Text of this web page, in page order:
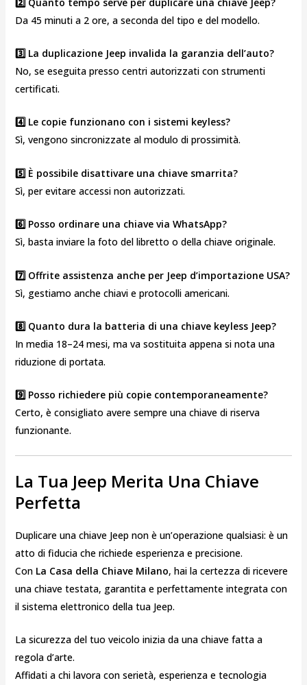
Da 45 minuti a 2 ore, a seconda del tipo e del modello.
3️⃣ La duplicazione Jeep invalida la garanzia dell’auto?
No, se eseguita presso centri autorizzati con strumenti
certificati.
4️⃣ Le copie funzionano con i sistemi keyless?
Sì, vengono sincronizzate al modulo di prossimità.
5️⃣ È possibile disattivare una chiave smarrita?
Sì, per evitare accessi non autorizzati.
6️⃣ Posso ordinare una chiave via WhatsApp?
Sì, basta inviare la foto del libretto o della chiave originale.
7️⃣ Offrite assistenza anche per Jeep d’importazione USA?
Sì, gestiamo anche chiavi e protocolli americani.
8️⃣ Quanto dura la batteria di una chiave keyless Jeep?
In media 18–24 mesi, ma va sostituita appena si nota una
riduzione di portata.
9️⃣ Posso richiedere più copie contemporaneamente?
Certo, è consigliato avere sempre una chiave di riserva
funzionante.
La Tua Jeep Merita Una Chiave
Perfetta
Duplicare una chiave Jeep non è un’operazione qualsiasi: è un
atto di fiducia che richiede esperienza e precisione.
Con La Casa della Chiave Milano, hai la certezza di ricevere
una chiave testata, garantita e perfettamente integrata con
il sistema elettronico della tua Jeep.
La sicurezza del tuo veicolo inizia da una chiave fatta a
regola d’arte.
Affidati a chi lavora con serietà, esperienza e tecnologia